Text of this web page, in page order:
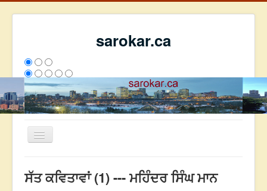
sarokar.ca
Toggle
ਰਚਨਾਵਾਂ
ਸੱਤ ਕਵਿਤਾਵਾਂ (1) --- ਮਹਿੰਦਰ ਸਿੰਘ ਮਾਨ